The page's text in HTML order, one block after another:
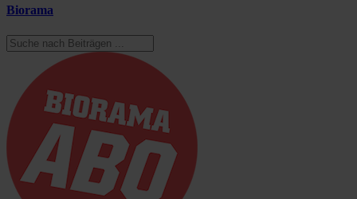
Biorama